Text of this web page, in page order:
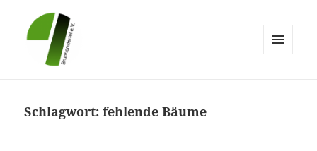
Schlagwort:fehlende Bäume